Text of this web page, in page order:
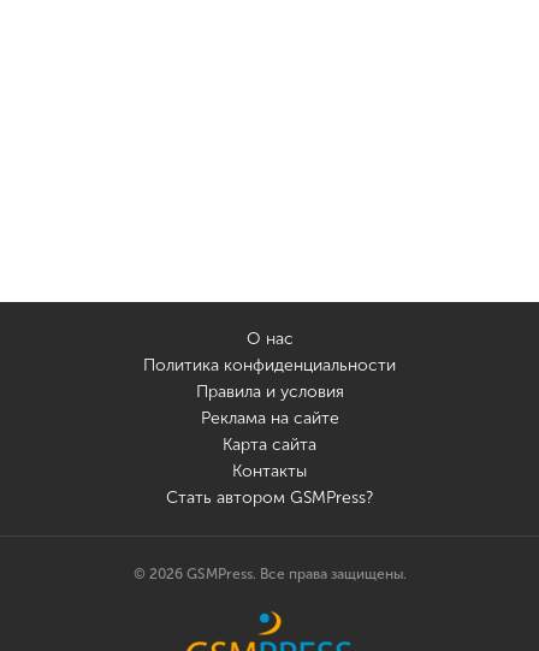
О нас
Политика конфиденциальности
Правила и условия
Реклама на сайте
Карта сайта
Контакты
Стать автором GSMPress?
© 2026 GSMPress. Все права защищены.